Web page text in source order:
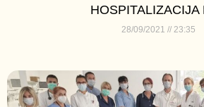
HOSPITALIZACIJA
28/09/2021 23:35